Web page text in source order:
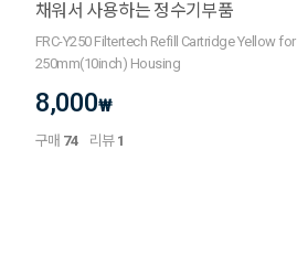
채워서 사용하는 정수기부품
FRC-Y250 Filtertech Refill Cartridge Yellow for
250mm(10inch) Housing
8,000₩
구매 74 리뷰 1